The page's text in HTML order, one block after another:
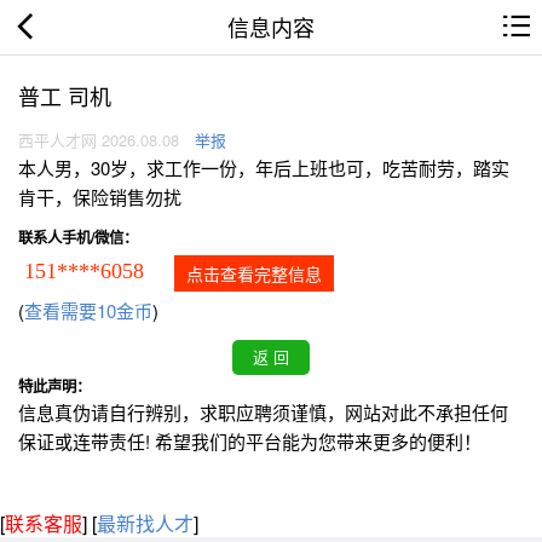
信息内容
普工 司机
西平人才网 2026.08.08 举报
本人男，30岁，求工作一份，年后上班也可，吃苦耐劳，踏实
肯干，保险销售勿扰
联系人手机/微信：
151****6058 点击查看完整信息
(查看需要10金币)
特此声明：
信息真伪请自行辨别，求职应聘须谨慎，网站对此不承担任何
保证或连带责任! 希望我们的平台能为您带来更多的便利！
[联系客服] [最新找人才]